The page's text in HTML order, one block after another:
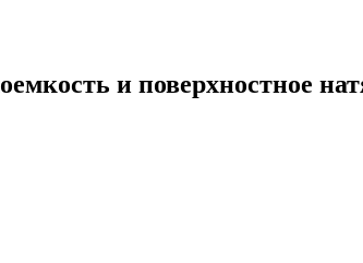
и поверхностное